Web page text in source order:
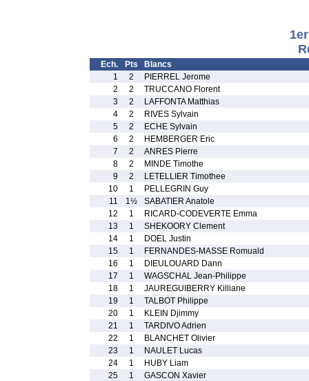
Ech. Pts
Blancs
1
2
PIERREL Jerome
2
2
TRUCCANO Florent
3
2
LAFFONTA Matthias
4
2
RIVES Sylvain
5
2
ECHE Sylvain
6
2
HEMBERGER Eric
7
2
ANRES Pierre
8
2
MINDE Timothe
9
2
LETELLIER Timothee
10
1
PELLEGRIN Guy
11
1½
SABATIER Anatole
12
1
RICARD-CODEVERTE Emma
13
1
SHEKOORY Clement
14
1
DOEL Justin
15
1
FERNANDES-MASSE Romuald
16
1
DIEULOUARD Dann
17
1
WAGSCHAL Jean-Philippe
18
1
JAUREGUIBERRY Killiane
19
1
TALBOT Philippe
20
1
KLEIN Djimmy
21
1
TARDIVO Adrien
22
1
BLANCHET Olivier
23
1
NAULET Lucas
24
1
HUBY Liam
25
1
GASCON Xavier